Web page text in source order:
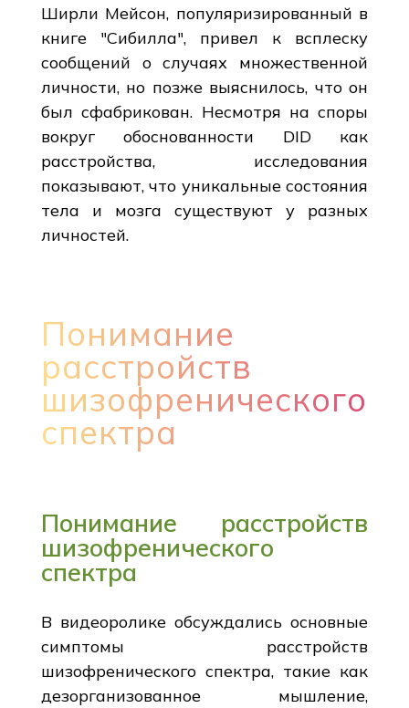
Ширли Мейсон, популяризированный в
книге "Сибилла", привел к всплеску
сообщений о случаях множественной
личности, но позже выяснилось, что он
был сфабрикован. Несмотря на споры
вокруг обоснованности DID как
расстройства, исследования
показывают, что уникальные состояния
тела и мозга существуют у разных
личностей.
Понимание
расстройств
шизофренического
спектра
Понимание расстройств
шизофренического
спектра
В видеоролике обсуждались основные
симптомы расстройств
шизофренического спектра, такие как
дезорганизованное мышление,